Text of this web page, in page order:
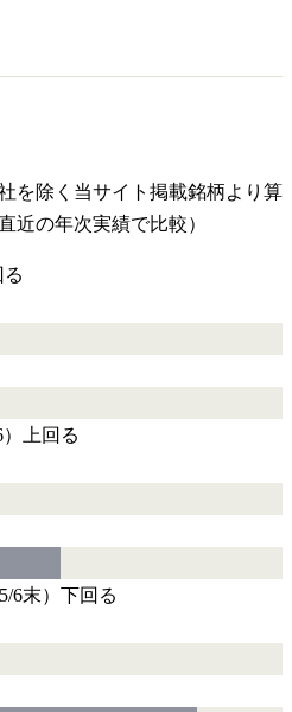
を除く当サイト掲載銘柄より算
近の年次実績で比較）
る
）
上回る
6末） 下回る